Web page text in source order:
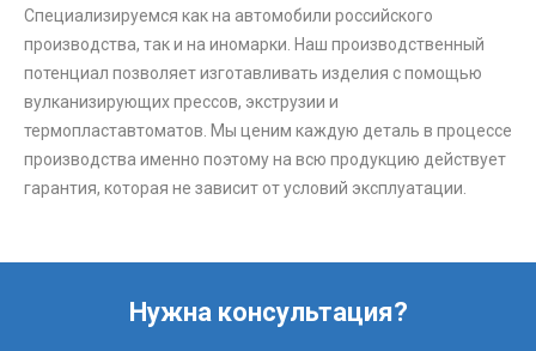
Специализируемся как на автомобили российского
производства, так и на иномарки. Наш производственный
потенциал позволяет изготавливать изделия с помощью
вулканизирующих прессов, экструзии и
термопластавтоматов. Мы ценим каждую деталь в процессе
производства именно поэтому на всю продукцию действует
гарантия, которая не зависит от условий эксплуатации.
Нужна консультация?